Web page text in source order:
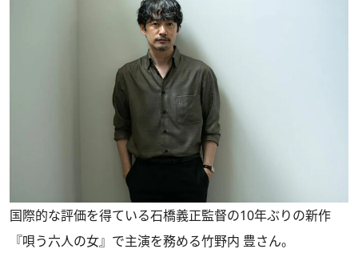
国際的な評価を得ている石橋義正監督の10年ぶりの新作
『唄う六人の女』で主演を務める竹野内 豊さん。